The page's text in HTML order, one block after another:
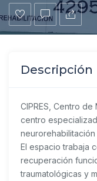
Descripción
CIPRES, Centro
centro
El espacio trabaja
recuperación
traumatológicas y